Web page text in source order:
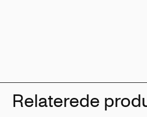
Relaterede